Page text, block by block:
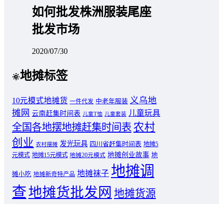
如何批发株洲服装尾座
批发市场
2020/07/30
地摊标签
10元模式地摊货 一件代发 中老年服装 义乌地
摊网 云南赶集时间表 儿童T恤 儿童套装 儿童玩具
全国各地摆地摊赶集时间表 农村
创业 农村摆摊 发光玩具 四川省赶集时间表 地摊5
元模式 地摊15元模式 地摊20元模式 地摊创业故事 地
摊小吃 地摊新奇特产品 地摊袜子 地摊调
查地摊货批发网 地摊货源